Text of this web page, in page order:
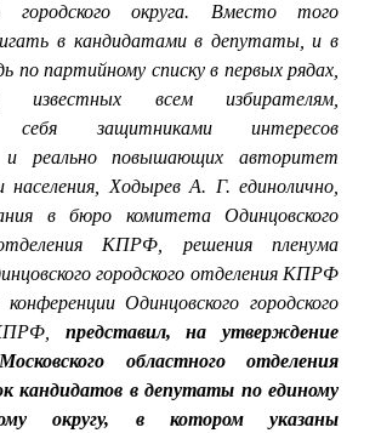
городского округа. Вместо того
в кандидатами в депутаты, и в
по партийному списку в первых рядах,
известных всем избирателям,
себя защитниками интересов
и реально повышающих авторитет
населения, Ходырев А. Г. единолично,
в бюро комитета Одинцовского
отделения КПРФ, решения пленума
городского отделения КПРФ
Одинцовского городского
представил, на утверждение
областного отделения
кандидатов в депутаты по единому
округу, в котором указаны